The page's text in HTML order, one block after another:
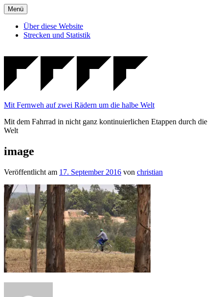
Zum
Inhalt
springen
Menü
Über diese Website
Strecken und Statistik
Mit Fernweh auf zwei Rädern um die halbe Welt
Mit dem Fahrrad in nicht ganz kontinuierlichen Etappen durch die
Welt
image
Veröffentlicht am 17. September 2016 von christian